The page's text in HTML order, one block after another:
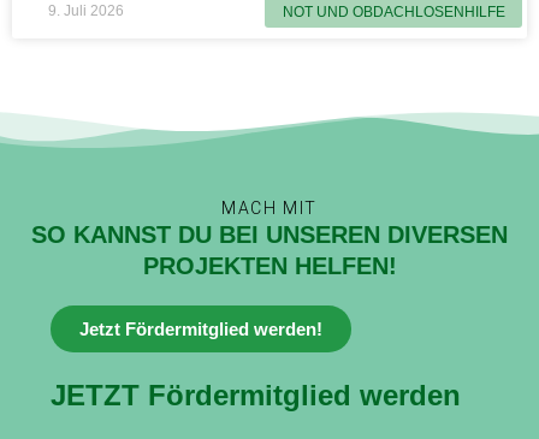
NOT UND OBDACHLOSENHILFE
9. Juli 2026
MACH MIT
SO KANNST DU BEI UNSEREN DIVERSEN
PROJEKTEN HELFEN!
Jetzt Fördermitglied werden!
JETZT Fördermitglied werden